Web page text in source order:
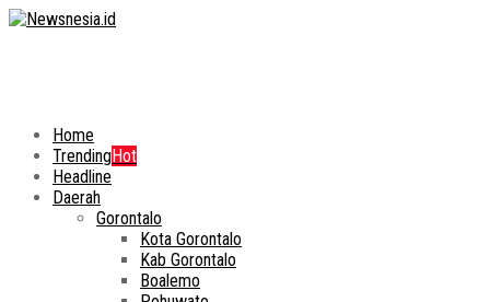
Home
TrendingHot
Headline
Daerah
Gorontalo
Kota Gorontalo
Kab Gorontalo
Boalemo